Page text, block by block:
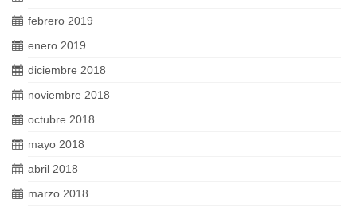
febrero 2019
enero 2019
diciembre 2018
noviembre 2018
octubre 2018
mayo 2018
abril 2018
marzo 2018